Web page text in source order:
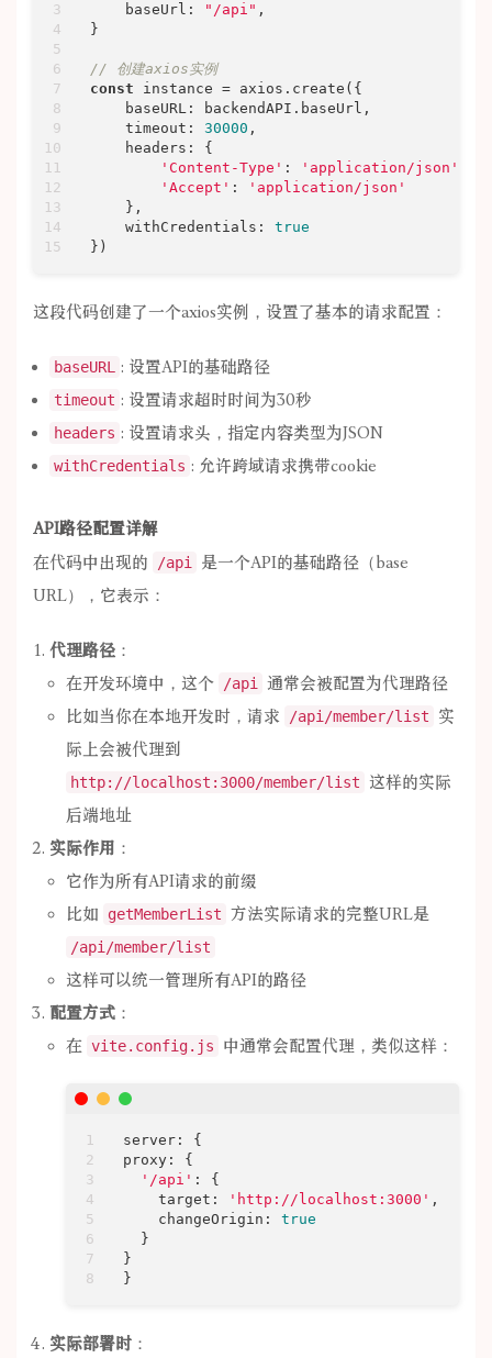
baseUrl : "/api" ,
}
// 创建axios实例
const instance = axios.create({
baseURL : backendAPI.baseUrl,
timeout : 30000 ,
headers : {
'Content-Type' : 'application/json'
'Accept' :
'application/json'
    },
withCredentials : true
})
这段代码创建了一个axios实例，设置了基本的请求配置：
baseURL : 设置API的基础路径
timeout : 设置请求超时时间为30秒
headers : 设置请求头，指定内容类型为JSON
withCredentials : 允许跨域请求携带cookie
API路径配置详解
在代码中出现的
/api
是一个API的基础路径（base
URL），它表示：
代理路径 ：
在开发环境中，这个
/api
通常会被配置为代理路径
比如当你在本地开发时，请求
/api/member/list
实
际上会被代理到
http://localhost:3000/member/list 这样的实际
后端地址
实际作用 ：
它作为所有API请求的前缀
比如
getMemberList 方法实际请求的完整URL是
/api/member/list
这样可以统一管理所有API的路径
配置方式 ：
在 vite.config.js 中通常会配置代理，类似这样：
proxy : {
'/api' : {
target : 'http://localhost:3000' ,
changeOrigin : true
  }
}
}
实际部署时 ：